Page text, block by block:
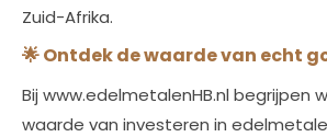
Zuid-Afrika.
🌟Ontdek de waarde van echt
Bij www.edelmetalenHB.nl begrijpen
waarde van investeren in